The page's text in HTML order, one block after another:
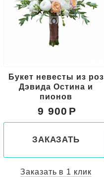
Букет невесты из роз
Дэвида Остина и
пионов
9 900
ЗАКАЗАТЬ
Заказать в 1 клик